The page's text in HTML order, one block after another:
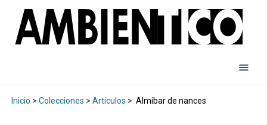
Inicio > Colecciones > Artículos > Almíbar de nances